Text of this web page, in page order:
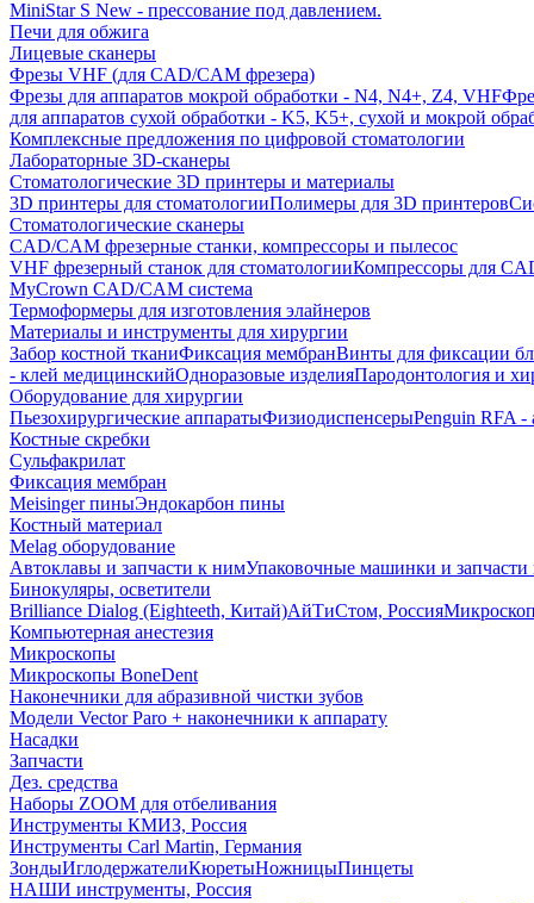
MiniStar S New - прессование под давлением.
Печи для обжига
Лицевые сканеры
Фрезы VHF (для CAD/CAM фрезера)
Фрезы для аппаратов мокрой обработки - N4, N4+, Z4, VHF
для аппаратов сухой обработки - K5, K5+, сухой и мокрой
Комплексные предложения по цифровой стоматологии
Лабораторные 3D-сканеры
Стоматологические 3D принтеры и материалы
3D принтеры для стоматологииПолимеры для 3D принтеров
Стоматологические сканеры
CAD/CAM фрезерные станки, компрессоры и пылесос
VHF фрезерный станок для стоматологииКомпрессоры для
MyCrown CAD/CAM система
Термоформеры для изготовления элайнеров
Материалы и инструменты для хирургии
Забор костной тканиФиксация мембранВинты для фиксации
- клей медицинскийОдноразовые изделияПародонтология и
Оборудование для хирургии
Пьезохирургические аппаратыФизиодиспенсерыPenguin RFA -
Костные скребки
Сульфакрилат
Фиксация мембран
Meisinger пиныЭндокарбон пины
Костный материал
Melag оборудование
Автоклавы и запчасти к нимУпаковочные машинки и
Бинокуляры, осветители
Brilliance Dialog (Eighteeth, Китай)АйТиСтом, Россия
Компьютерная анестезия
Микроскопы
Микроскопы BoneDent
Наконечники для абразивной чистки зубов
Модели Vector Paro + наконечники к аппарату
Насадки
Запчасти
Дез. средства
Наборы ZOOM для отбеливания
Инструменты КМИЗ, Россия
Инструменты Carl Martin, Германия
ЗондыИглодержателиКюретыНожницыПинцеты
НАШИ инструменты, Россия